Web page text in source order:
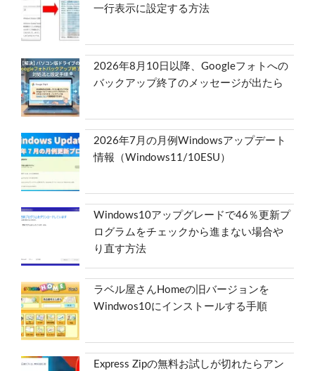
一行表示に設定する方法
2026年8月10日以降、Googleフォトへの
バックアップ終了のメッセージが出たら
2026年7月の月例Windowsアップデート
情報（Windows11/10ESU）
Windows10アップグレードで46％更新プ
ログラムをチェックから進まない場合や
り直す方法
ラベル屋さんHomeの旧バージョンを
Windwos10にインストールする手順
Express Zipの無料お試しが切れたらアン